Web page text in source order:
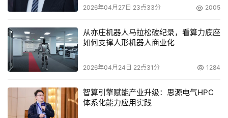
2026年04月27日 23点33分 2005
从亦庄机器人马拉松破纪录，看算力底座
如何支撑人形机器人商业化
2026年04月24日 22点31分 1284
智算引擎赋能产业升级：思源电气HPC
体系化能力应用实践